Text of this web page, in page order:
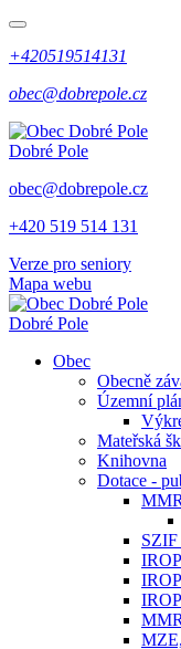
+420519514131
obec@dobrepole.cz
Dobré Pole
obec@dobrepole.cz
+420 519 514 131
Verze pro seniory
Mapa webu
Dobré Pole
Obec
Obecně
Územní
Mateřská
Knihovna
Dotace -